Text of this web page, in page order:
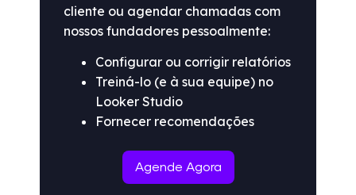
cliente ou agendar chamadas com
nossos fundadores pessoalmente:
Configurar ou corrigir relatórios
Treiná-lo (e à sua equipe) no
Looker Studio
Fornecer recomendações
Agende Agora